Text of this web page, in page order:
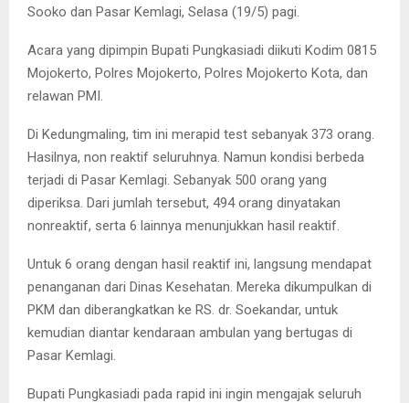
Sooko dan Pasar Kemlagi, Selasa (19/5) pagi.
Acara yang dipimpin Bupati Pungkasiadi diikuti Kodim 0815
Mojokerto, Polres Mojokerto, Polres Mojokerto Kota, dan
relawan PMI.
Di Kedungmaling, tim ini merapid test sebanyak 373 orang.
Hasilnya, non reaktif seluruhnya. Namun kondisi berbeda
terjadi di Pasar Kemlagi. Sebanyak 500 orang yang
diperiksa. Dari jumlah tersebut, 494 orang dinyatakan
nonreaktif, serta 6 lainnya menunjukkan hasil reaktif.
Untuk 6 orang dengan hasil reaktif ini, langsung mendapat
penanganan dari Dinas Kesehatan. Mereka dikumpulkan di
PKM dan diberangkatkan ke RS. dr. Soekandar, untuk
kemudian diantar kendaraan ambulan yang bertugas di
Pasar Kemlagi.
Bupati Pungkasiadi pada rapid ini ingin mengajak seluruh